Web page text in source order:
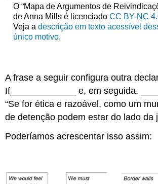
O “Mapa de Argumentos de
de Anna Mills é licenciado CC BY-NC
Veja a descrição em texto acessível
único motivo.
A frase a seguir configura outra
If_____________ e, em seguida,
“Se for ética e razoável, como um
de detenção podem estar do lado da
Poderíamos acrescentar isso assim: